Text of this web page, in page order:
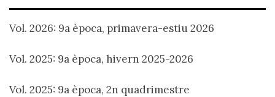
Vol. 2026: 9a època, primavera-estiu 2026
Vol. 2025: 9a època, hivern 2025-2026
Vol. 2025: 9a època, 2n quadrimestre